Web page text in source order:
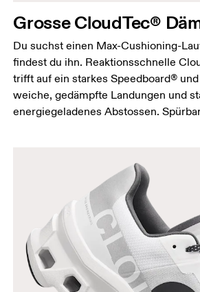
Grosse CloudTec®
Du suchst einen Max-Cushioning-
findest du ihn. Reaktionsschnelle
trifft auf ein starkes Speedboard®
weiche, gedämpfte Landungen und
energiegeladenes Abstossen.